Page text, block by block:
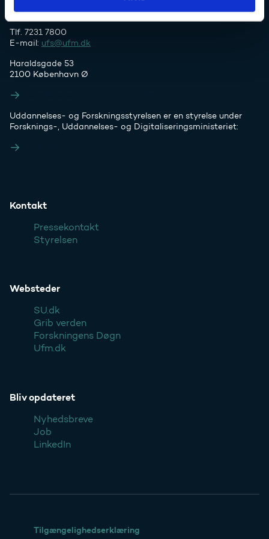
Tlf. 7231 7800
E-mail: ufs@ufm.dk
Haraldsgade 53
2100 København Ø
Uddannelses- og Forskningsstyrelsen er en styrelse under
Forsknings-, Uddannelses- og Digitaliseringsministeriet:
Kontakt
Pressekontakt
Styrelsen
Websteder
SU.dk
Grib verden
Forskningens Døgn
Ufm.dk
Bliv opdateret
Nyhedsbreve
Job
LinkedIn
Tilgængelighedserklæring